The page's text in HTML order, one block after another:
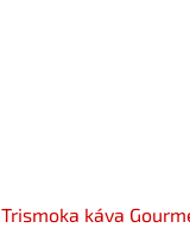
Trismoka káva